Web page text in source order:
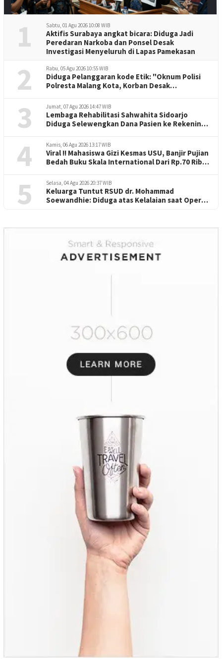
1 Sabtu, 01 Agu 2026 10:08 WIB
Aktifis Surabaya angkat bicara: Diduga Jadi
Peredaran Narkoba dan Ponsel Desak
Investigasi Menyeluruh di Lapas Pamekasan
2 Rabu, 05 Agu 2026 10:55 WIB
Diduga Pelanggaran kode Etik: "Oknum Polisi
Polresta Malang Kota, Korban Desak
3 Jumat, 07 Agu 2026 14:47 WIB
Lembaga Rehabilitasi Sahwahita Sidoarjo
Diduga Selewengkan Dana Pasien ke Rekening
4 Kamis, 06 Agu 2026 13:17 WIB
Viral !! Mahasiswa Gizi Kesmas USU, Banjir Pujian
Bedah Buku Skala International Dari Rp.70 Ribu
5 Selasa, 04 Agu 2026 20:37 WIB
Keluarga Tuntut RSUD dr. Mohammad
Soewandhie: Diduga atas Kelalaian saat Operasi